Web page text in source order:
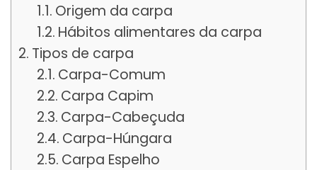
Origem da carpa
Hábitos alimentares da carpa
Tipos de carpa
Carpa-Comum
Carpa Capim
Carpa-Cabeçuda
Carpa-Húngara
Carpa Espelho